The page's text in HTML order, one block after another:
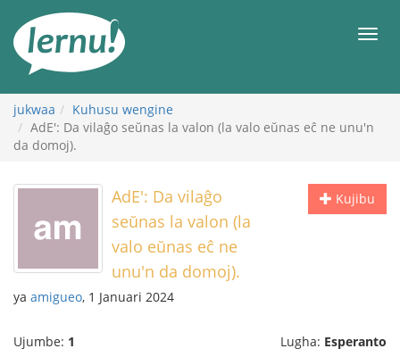
maudhui
jukwaa
Kuhusu wengine
AdE': Da vilaĝo seŭnas la valon (la valo eŭnas eĉ ne unu'n
da domoj).
Kujibu
AdE': Da vilaĝo
seŭnas la valon (la
valo eŭnas eĉ ne
unu'n da domoj).
ya amigueo, 1 Januari 2024
Ujumbe: 1 Lugha: Esperanto